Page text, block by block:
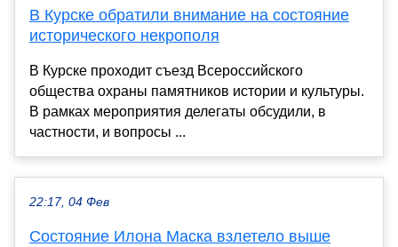
В Курске обратили внимание на состояние
исторического некрополя
В Курске проходит съезд Всероссийского
общества охраны памятников истории и культуры.
В рамках мероприятия делегаты обсудили, в
частности, и вопросы ...
22:17, 04 Фев
Состояние Илона Маска взлетело выше